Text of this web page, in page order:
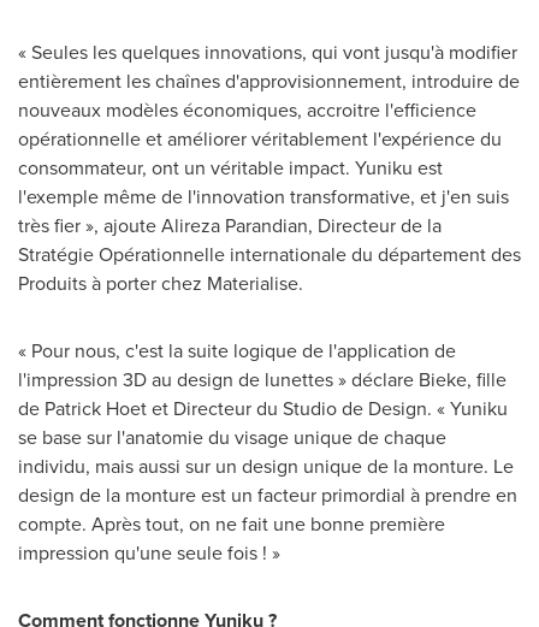
« Seules les quelques innovations, qui vont jusqu'à modifier
entièrement les chaînes d'approvisionnement, introduire de
nouveaux modèles économiques, accroitre l'efficience
opérationnelle et améliorer véritablement l'expérience du
consommateur, ont un véritable impact. Yuniku est
l'exemple même de l'innovation transformative, et j'en suis
très fier », ajouteAlireza Parandian, Directeur de la
Stratégie Opérationnelle internationale du département des
Produits à porter chez Materialise.
« Pour nous, c'est la suite logique de l'application de
l'impression 3D au design de lunettes » déclare Bieke, fille
de Patrick Hoetet Directeur du Studio de Design. « Yuniku
se base sur l'anatomie du visage unique de chaque
individu, mais aussi sur un design unique de la monture. Le
design de la monture est un facteur primordial à prendre en
compte. Après tout, on ne fait une bonne première
impression qu'une seule fois ! »
Comment fonctionneYuniku?